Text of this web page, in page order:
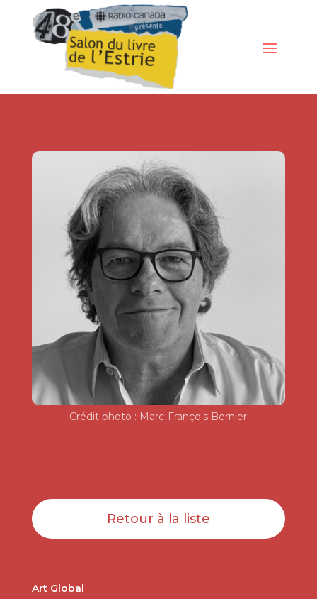
Crédit photo : Marc-François Bernier
Retour à la liste
Art Global